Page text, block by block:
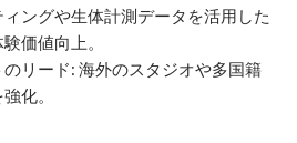
ングや生体計測データを活用した
価値向上。
リード: 海外のスタジオや多国籍
化。